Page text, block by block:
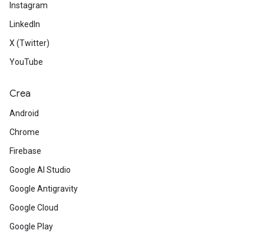
Instagram
LinkedIn
X (Twitter)
YouTube
Crea
Android
Chrome
Firebase
Google AI Studio
Google Antigravity
Google Cloud
Google Play